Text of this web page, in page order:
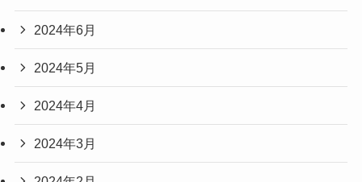
2024年6月
2024年5月
2024年4月
2024年3月